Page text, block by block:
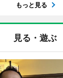
もっと見る
見る・遊ぶ